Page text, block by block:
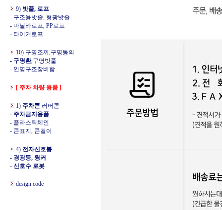
9) 밧줄, 로프
- 구조용밧줄, 형광밧줄
- 마닐라로프, PP로프
- 타이거로프
10) 구명조끼,구명동의
- 구명환,구명밧줄
- 인명구조장비함
[ 주차 차량 용품 ]
1) 주차콘 러버콘
- 주차금지용품
- 플라스틱체인
- 콘표지, 콘걸이
4) 전자신호봉
- 경광등, 윙커
- 신호수 로봇
design code